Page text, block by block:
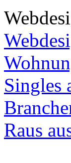
Singles
Raus